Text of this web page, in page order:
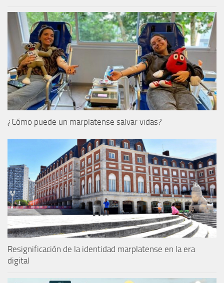
¿Cómo puede un marplatense salvar vidas?
Resignificación de la identidad marplatense en la era
digital